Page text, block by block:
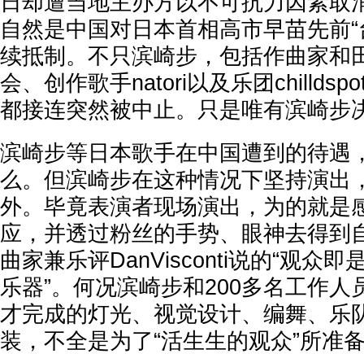
自然是中国对日本首相高市早苗先前
续抵制。不只滨崎步，包括作曲家和
会、创作歌手natori以及乐团
都接连突然被中止。只是唯有滨崎步
滨崎步等日本歌手在中国遭到的待遇
么。但滨崎步在这种情况下坚持演出
外。毕竟表演者现场演出，为的就是
应，并透过粉丝的手势、眼神去得到
曲家兼乐评DanVisconti说的“观众即
乐器”。何况滨崎步和200多名工作人
才完成的灯光、视觉设计、编舞、乐
装，不全是为了“活生生的观众”所准